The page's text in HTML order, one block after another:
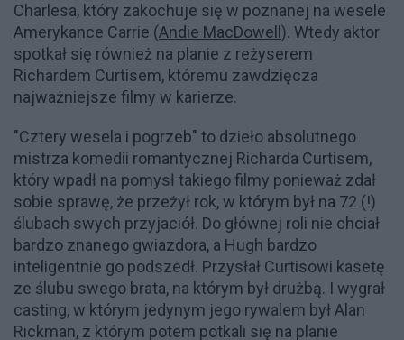
Charlesa, który zakochuje się w poznanej na wesele
Amerykance Carrie (Andie MacDowell ). Wtedy aktor
spotkał się również na planie z reżyserem
Richardem Curtisem, któremu zawdzięcza
najważniejsze filmy w karierze.
"Cztery wesela i pogrzeb" to dzieło absolutnego
mistrza komedii romantycznej Richarda Curtisem,
który wpadł na pomysł takiego filmy ponieważ zdał
sobie sprawę, że przeżył rok, w którym był na 72 (!)
ślubach swych przyjaciół. Do głównej roli nie chciał
bardzo znanego gwiazdora, a Hugh bardzo
inteligentnie go podszedł. Przysłał Curtisowi kasetę
ze ślubu swego brata, na którym był drużbą. I wygrał
casting, w którym jedynym jego rywalem był Alan
Rickman, z którym potem potkali się na planie